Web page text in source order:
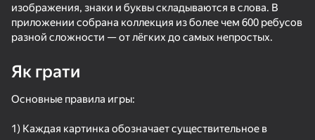
Ускользни от Лазера Cookie Clicker
Стреляй по бутылкам
изображения, знаки и буквы складываются в слова. В
приложении собрана коллекция из более чем 600 ребусов
разной сложности — от лёгких до самых непростых.
Як грати
Основные правила игры:
1) Каждая картинка обозначает существительное в